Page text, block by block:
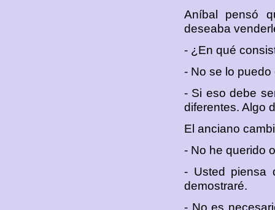
Aníbal pensó
deseaba
- ¿En qué
- No se lo
- Si eso debe
diferentes. Algo
El anciano
- No he querido
- Usted piensa
demostraré.
- No es